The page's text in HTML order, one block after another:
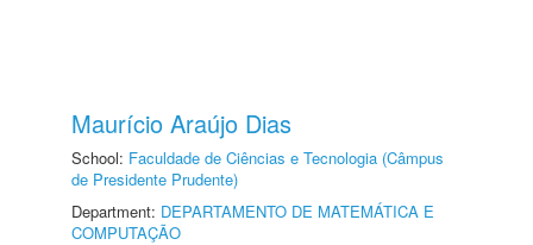
Maurício Araújo Dias
School: Faculdade de Ciências e Tecnologia (Câmpus
de Presidente Prudente)
Department: DEPARTAMENTO DE MATEMÁTICA E
COMPUTAÇÃO